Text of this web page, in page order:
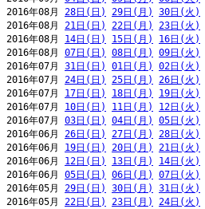
2016年08月 28日(日) 29日(月) 30日(火)
2016年08月 21日(日) 22日(月) 23日(火)
2016年08月 14日(日) 15日(月) 16日(火)
2016年08月 07日(日) 08日(月) 09日(火)
2016年07月 31日(日) 01日(月) 02日(火)
2016年07月 24日(日) 25日(月) 26日(火)
2016年07月 17日(日) 18日(月) 19日(火)
2016年07月 10日(日) 11日(月) 12日(火)
2016年07月 03日(日) 04日(月) 05日(火)
2016年06月 26日(日) 27日(月) 28日(火)
2016年06月 19日(日) 20日(月) 21日(火)
2016年06月 12日(日) 13日(月) 14日(火)
2016年06月 05日(日) 06日(月) 07日(火)
2016年05月 29日(日) 30日(月) 31日(火)
2016年05月 22日(日) 23日(月) 24日(火)